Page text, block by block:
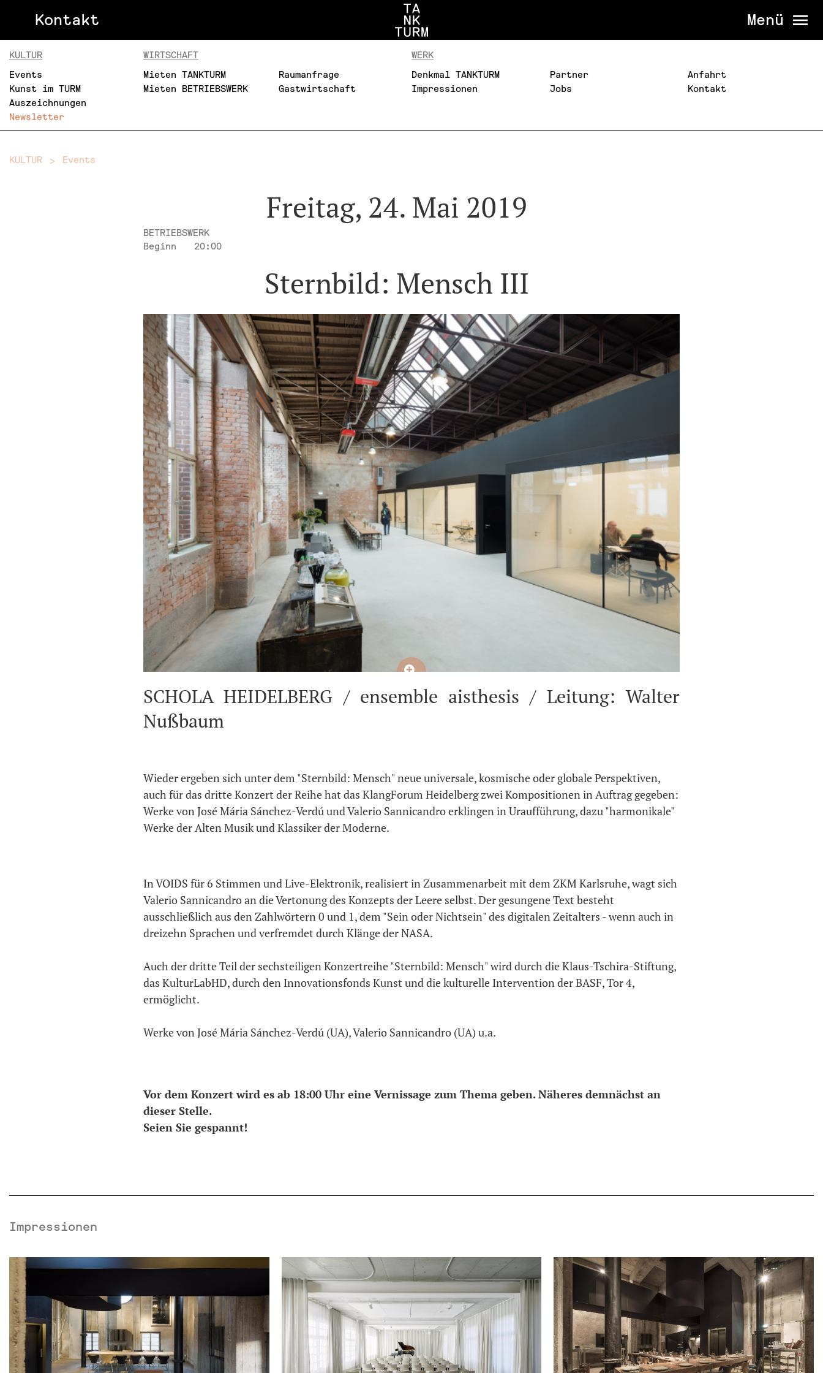
Kontakt Menü
KULTUR
Events
Kunst im TURM
Auszeichnungen
Newsletter
WIRTSCHAFT
Mieten TANKTURM
Mieten BETRIEBSWERK
Raumanfrage
Gastwirtschaft
WERK
Denkmal TANKTURM
Impressionen
Partner
Jobs
Anfahrt
Kontakt
KULTUR Events
Freitag, 24. Mai 2019
BETRIEBSWERK
Beginn
20:00
Sternbild: Mensch III
SCHOLA HEIDELBERG / ensemble aisthesis / Leitung: Walter
Nußbaum
Wieder ergeben sich unter dem "Sternbild: Mensch" neue universale, kosmische oder globale Perspektiven,
auch für das dritte Konzert der Reihe hat das KlangForum Heidelberg zwei Kompositionen in Auftrag gegeben:
Werke von José Mária Sánchez-Verdú und Valerio Sannicandro erklingen in Uraufführung, dazu "harmonikale"
Werke der Alten Musik und Klassiker der Moderne.
In VOIDS für 6 Stimmen und Live-Elektronik, realisiert in Zusammenarbeit mit dem ZKM Karlsruhe, wagt sich
Valerio Sannicandro an die Vertonung des Konzepts der Leere selbst. Der gesungene Text besteht
ausschließlich aus den Zahlwörtern 0 und 1, dem "Sein oder Nichtsein" des digitalen Zeitalters - wenn auch in
dreizehn Sprachen und verfremdet durch Klänge der NASA.
Auch der dritte Teil der sechsteiligen Konzertreihe "Sternbild: Mensch" wird durch die Klaus-Tschira-Stiftung,
das KulturLabHD, durch den Innovationsfonds Kunst und die kulturelle Intervention der BASF, Tor 4,
ermöglicht.
Werke von José Mária Sánchez-Verdú (UA), Valerio Sannicandro (UA) u.a.
Vor dem Konzert wird es ab 18:00 Uhr eine Vernissage zum Thema geben. Näheres demnächst an
dieser Stelle.
Seien Sie gespannt!
Impressionen